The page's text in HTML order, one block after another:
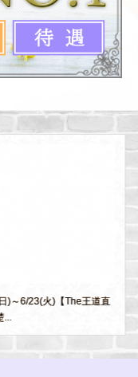
)～6/23(火)【The王道直